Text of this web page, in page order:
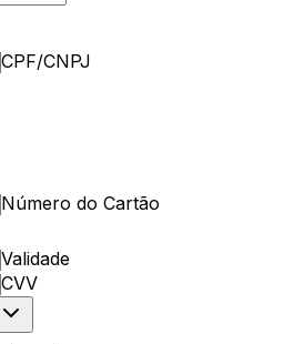
CPF/CNPJ
Número do Cartão
Validade
CVV